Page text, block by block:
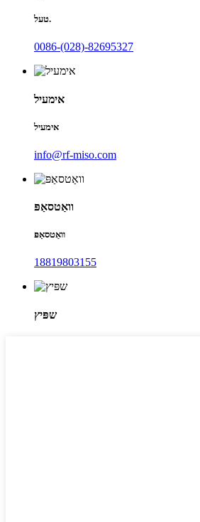
טעל.
0086-(028)-82695327
אימעיל
אימעיל
info@rf-miso.com
וואַטסאַפּ
וואַטסאַפּ
18819803155
שפּיץ